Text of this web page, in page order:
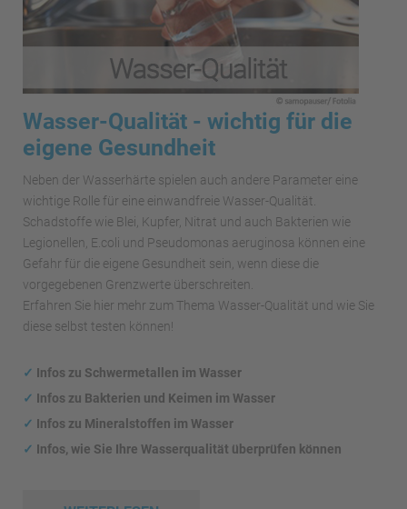
Wasser-Qualität - wichtig für die
eigene Gesundheit
Neben der Wasserhärte spielen auch andere Parameter eine
wichtige Rolle für eine einwandfreie Wasser-Qualität.
Schadstoffe wie Blei, Kupfer, Nitrat und auch Bakterien wie
Legionellen, E.coli und Pseudomonas aeruginosa können eine
Gefahr für die eigene Gesundheit sein, wenn diese die
vorgegebenen Grenzwerte überschreiten.
Erfahren Sie hier mehr zum Thema Wasser-Qualität und wie Sie
diese selbst testen können!
✓ Infos zu Schwermetallen im Wasser
✓ Infos zu Bakterien und Keimen im Wasser
✓ Infos zu Mineralstoffen im Wasser
✓ Infos, wie Sie Ihre Wasserqualität überprüfen können